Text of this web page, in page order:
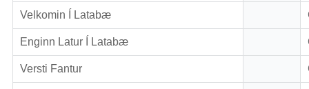
Velkomin Í Latabæ
Enginn Latur Í Latabæ
Versti Fantur